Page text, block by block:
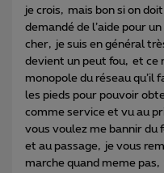
je crois, mais bon si on
demandé de l’aide pour
cher, je suis en général
devient un peut fou, et ce
monopole du réseau qu’il
les pieds pour pouvoir
comme service et vu au
vous voulez me bannir du
et au passage, je vous
marche quand meme pas,